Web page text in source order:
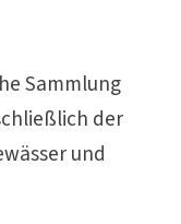
Sammlung
der
und